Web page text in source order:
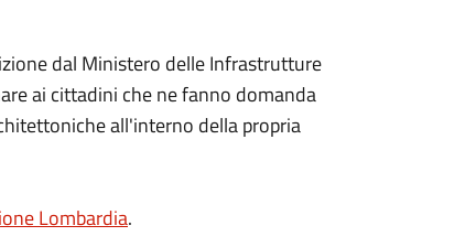
dal Ministero delle Infrastrutture
ai cittadini che ne fanno domanda
all'interno della propria
Lombardia.